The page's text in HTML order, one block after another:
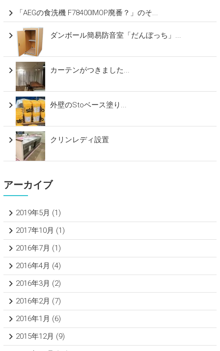
「AEGの食洗機 F78400IMOP廃番？」のそ...
ダンボール簡易防音室「だんぼっち」...
カーテンがつきました...
外壁のStoベース塗り...
クリンレディ設置
アーカイブ
2019年5月 (1)
2017年10月 (1)
2016年7月 (1)
2016年4月 (4)
2016年3月 (2)
2016年2月 (7)
2016年1月 (6)
2015年12月 (9)